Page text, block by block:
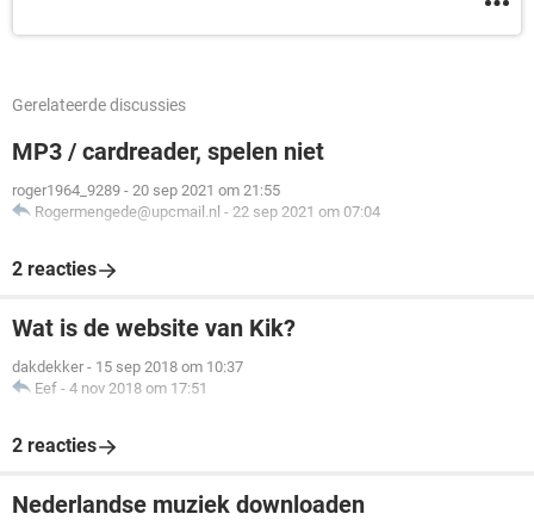
Gerelateerde discussies
MP3 / cardreader, spelen niet
roger1964_9289 - 20 sep 2021 om 21:55
Rogermengede@upcmail.nl - 22 sep 2021 om 07:04
2 reacties
Wat is de website van Kik?
dakdekker - 15 sep 2018 om 10:37
Eef - 4 nov 2018 om 17:51
2 reacties
Nederlandse muziek downloaden